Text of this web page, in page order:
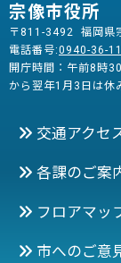
宗像市役所
〒811-3492 福岡県
電話番号:0940-36-
開庁時間：午前8時
から翌年1月3日は休
交通アクセ
各課のご案
フロアマッ
市へのご